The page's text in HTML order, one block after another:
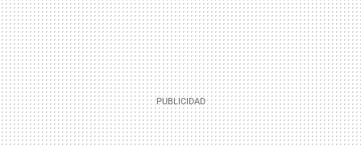
MAIL